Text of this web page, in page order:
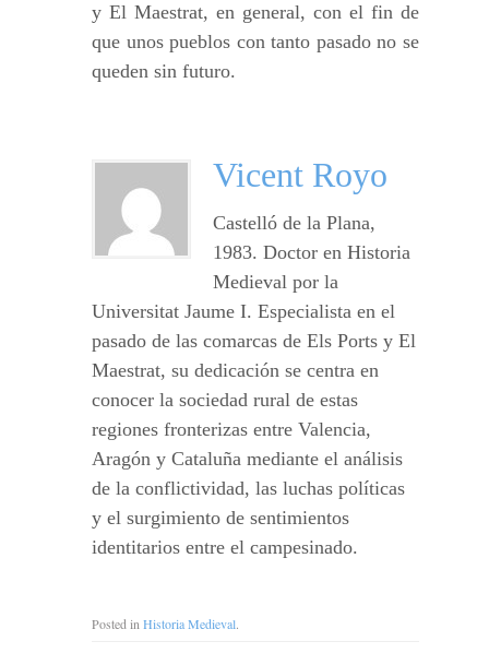
y El Maestrat, en general, con el fin de
que unos pueblos con tanto pasado no se
queden sin futuro.
Vicent Royo
Castelló de la Plana,
1983. Doctor en Historia
Medieval por la
Universitat Jaume I. Especialista en el
pasado de las comarcas de Els Ports y El
Maestrat, su dedicación se centra en
conocer la sociedad rural de estas
regiones fronterizas entre Valencia,
Aragón y Cataluña mediante el análisis
de la conflictividad, las luchas políticas
y el surgimiento de sentimientos
identitarios entre el campesinado.
Posted inHistoria Medieval.